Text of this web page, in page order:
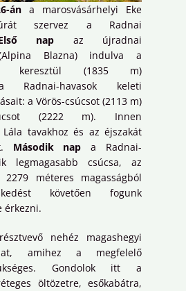
ána marosvásárhelyi Eke
szervez a Radnai
nap az újradnai
Blazna) indulva a
keresztül (1835 m)
Radnai-havasok keleti
a Vörös-csúcsot (2113 m)
(2222 m). Innen
tavakhoz és az éjszakát
Második nap a Radnai-
legmagasabb csúcsa, az
méteres magasságból
követően fogunk
érkezni.
nehéz magashegyi
amihez a megfelelő
Gondolok itt a
öltözetre, esőkabátra,